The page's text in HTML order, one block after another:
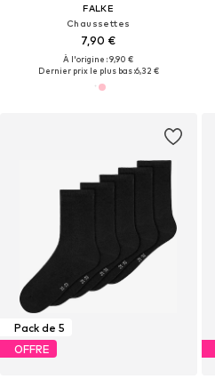
FALKE
Chaussettes
7,90 €
À l'origine : 9,90 €
Dernier prix le plus bas :6,32 €
Pack de 5
OFFRE